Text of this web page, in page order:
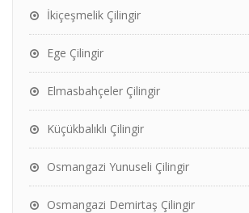
İkiçeşmelik Çilingir
Ege Çilingir
Elmasbahçeler Çilingir
Küçükbalıklı Çilingir
Osmangazi Yunuseli Çilingir
Osmangazi Demirtaş Çilingir